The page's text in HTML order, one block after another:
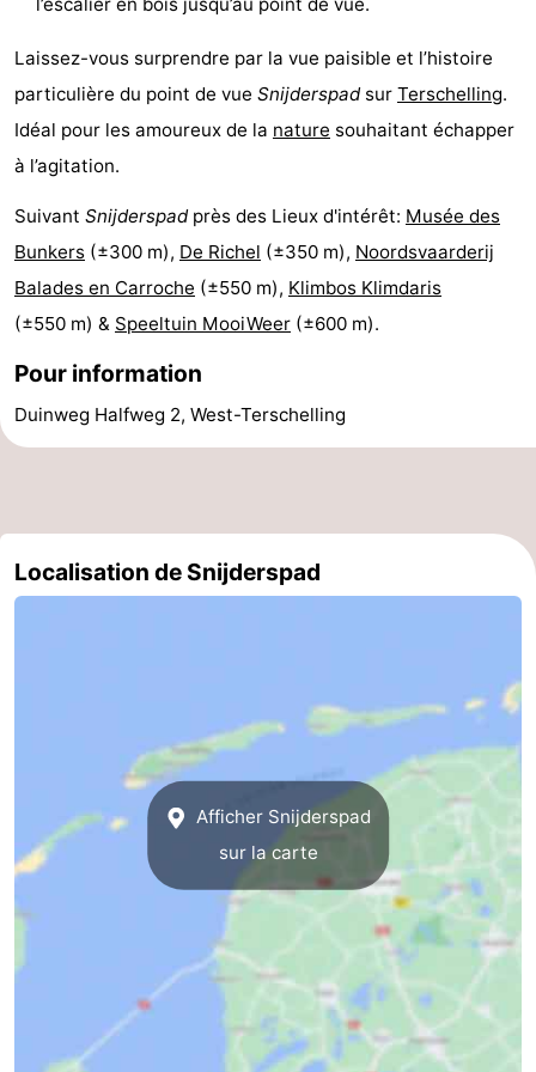
du
vélo
Randonnée
-
Équitation
-
Peche
-
Promenade
sur
Observation
des
Boire
Forum
Wadden
Médicales
Région
Laissez-vous surprendre par la vue paisible et l’histoire
particulière du point de vue Snijderspadsur Terschelling.
Idéal pour les amoureux de la nature souhaitant échapper
à l’agitation.
Suivant Snijderspadprès des Lieux d'intérêt: Musée des
Bunkers (±300 m), De Richel (±350 m), Noordsvaarderij
Balades en Carroche (±550 m), Klimbos Klimdaris
(±550 m) & Speeltuin MooiWeer (±600 m).
Pour information
Duinweg Halfweg 2, West-Terschelling
Localisation de Snijderspad
Afficher Snijderspad
sur la carte